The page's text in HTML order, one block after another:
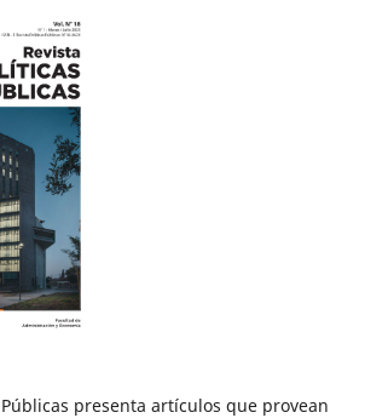
presenta artículos que provean